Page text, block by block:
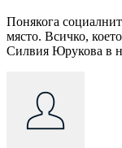
Понякога
място. Всичко,
Силвия Юрукова в